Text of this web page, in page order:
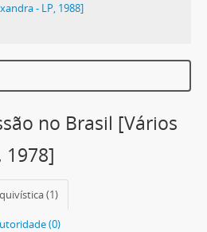
- LP, 1988]
no Brasil [Vários
1978]
(1)
(0)